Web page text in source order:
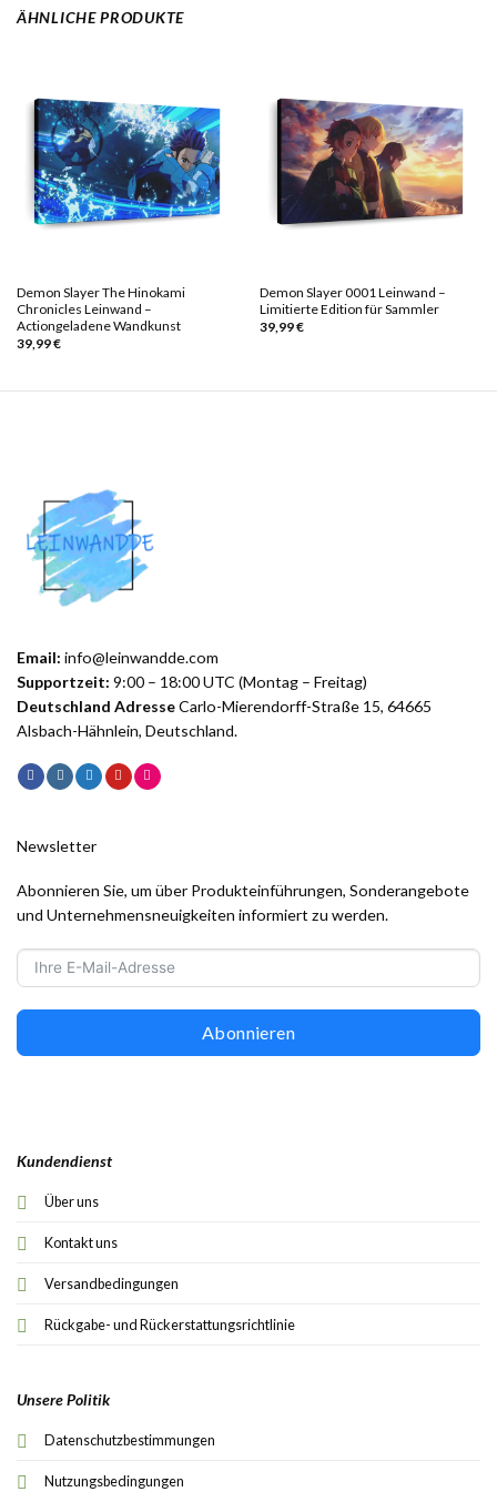
ÄHNLICHE PRODUKTE
Demon Slayer The Hinokami
Chronicles Leinwand –
Actiongeladene Wandkunst
39,99€
Demon Slayer 0001 Leinwand –
Limitierte Edition für Sammler
39,99€
Email: info@leinwandde.com
Supportzeit: 9:00 – 18:00 UTC (Montag – Freitag)
Deutschland AdresseCarlo-Mierendorff-Straße 15, 64665
Alsbach-Hähnlein, Deutschland.
Kundendienst
Über uns
Kontakt uns
Versandbedingungen
Rückgabe- und Rückerstattungsrichtlinie
Unsere Politik
Datenschutzbestimmungen
Nutzungsbedingungen
Newsletter
Abonnieren Sie, um über Produkteinführungen, Sonderangebote
und Unternehmensneuigkeiten informiert zu werden.
Abonnieren